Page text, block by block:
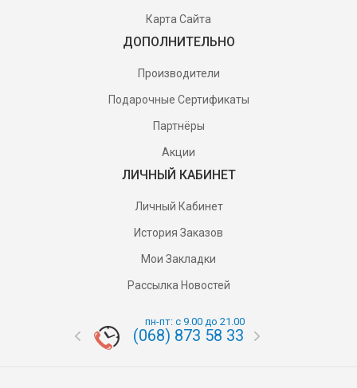
Карта Сайта
ДОПОЛНИТЕЛЬНО
Производители
Подарочные Сертификаты
Партнёры
Акции
ЛИЧНЫЙ КАБИНЕТ
Личный Кабинет
История Заказов
Мои Закладки
Рассылка Новостей
пн-пт: с 9.00 до 21.00
(068) 873 58 33